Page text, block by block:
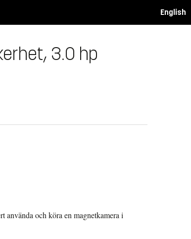
English
3.0 hp
använda och köra en magnetkamera i